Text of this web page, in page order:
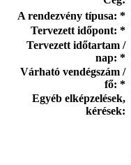
A rendezvény típusa: *
Tervezett időpont: *
Tervezett időtartam /
nap: *
Várható vendégszám /
fő: *
Egyéb elképzelések,
kérések: